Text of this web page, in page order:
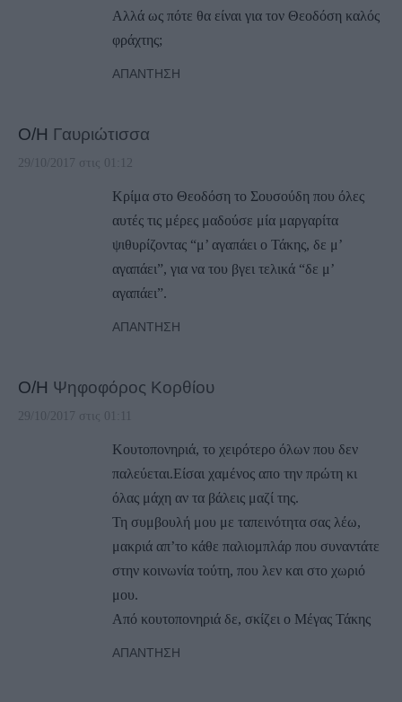
Αλλά ως πότε θα είναι για τον Θεοδόση καλός
φράχτης;
ΑΠΆΝΤΗΣΗ
Ο/Η Γαυριώτισσα
29/10/2017 στις 01:12
Κρίμα στο Θεοδόση το Σουσούδη που όλες
αυτές τις μέρες μαδούσε μία μαργαρίτα
ψιθυρίζοντας “μ’ αγαπάει ο Τάκης, δε μ’
αγαπάει”, για να του βγει τελικά “δε μ’
αγαπάει”.
ΑΠΆΝΤΗΣΗ
Ο/Η Ψηφοφόρος Κορθίου
29/10/2017 στις 01:11
Κουτοπονηριά, το χειρότερο όλων που δεν
παλεύεται.Είσαι χαμένος απο την πρώτη κι
όλας μάχη αν τα βάλεις μαζί της.
Τη συμβουλή μου με ταπεινότητα σας λέω,
μακριά απ’το κάθε παλιομπλάρ που συναντάτε
στην κοινωνία τούτη, που λεν και στο χωριό
μου.
Από κουτοπονηριά δε, σκίζει ο Μέγας Τάκης
ΑΠΆΝΤΗΣΗ